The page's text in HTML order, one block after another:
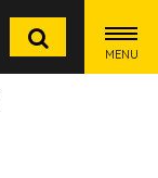
MENU